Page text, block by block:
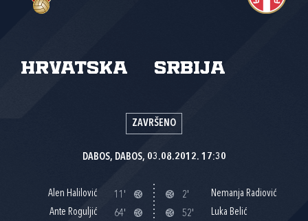
Hrvatska Srbija
ZAVRŠENO
DABOS, DABOS, 03.08.2012. 17:30
Alen Halilović
11'
Ante Roguljić
64'
2'
Nemanja Radiović
52'
Luka Belić